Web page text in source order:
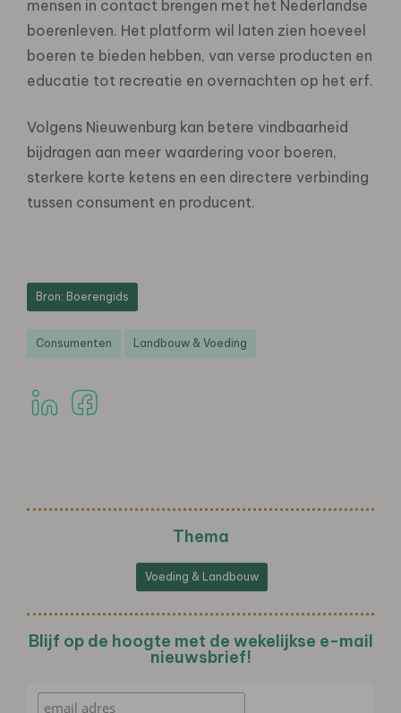
mensen in contact brengen met het Nederlandse
boerenleven. Het platform wil laten zien hoeveel
boeren te bieden hebben, van verse producten en
educatie tot recreatie en overnachten op het erf.
Volgens Nieuwenburg kan betere vindbaarheid
bijdragen aan meer waardering voor boeren,
sterkere korte ketens en een directere verbinding
tussen consument en producent.
Bron: Boerengids
Consumenten Landbouw & Voeding
Thema
Voeding & Landbouw
Blijf op de hoogte met de wekelijkse e-mail
nieuwsbrief!